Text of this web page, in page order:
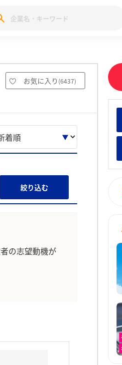
ン
みんなの新卒就職人気
28卒 IT・DX現場社
お気に入り (6437)
絞り込む
の志望動機が